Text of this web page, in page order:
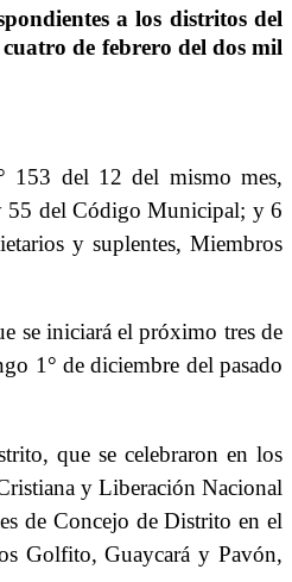
a los distritos del
de febrero del dos mil
153 del 12 del mismo mes,
55 del Código Municipal; y 6
y suplentes, Miembros
se iniciará el próximo tres de
1° de diciembre del pasado
que se celebraron en los
y Liberación Nacional
de Concejo de Distrito en el
Golfito, Guaycará y Pavón,